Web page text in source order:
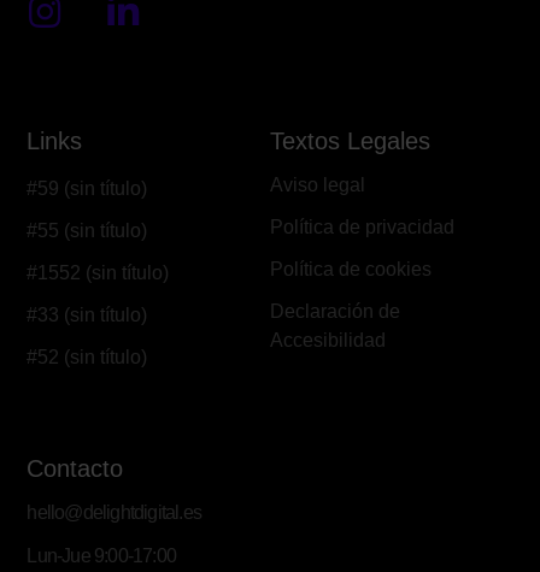
Links
#59 (sin título)
#55 (sin título)
#1552 (sin título)
#33 (sin título)
#52 (sin título)
Textos Legales
Aviso legal
Política de privacidad
Política de cookies
Declaración de
Accesibilidad
Contacto
hello@delightdigital.es
Lun-Jue 9:00-17:00